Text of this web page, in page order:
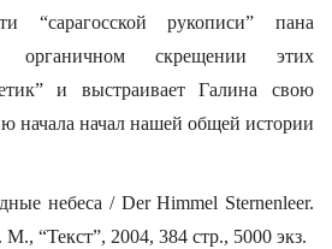
“сарагосской рукописи” пана
скрещении этих
и выстраивает Галина свою
начала начал нашей общей истории
небеса / Der Himmel Sternenleer.
М., “Текст”, 2004, 384 стр., 5000 экз.